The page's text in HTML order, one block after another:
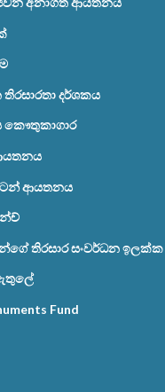
තිරසාරතා දර්ශකය
ආයතනය
තිරසාර සංවර්ධන ඉලක්ක
Fund